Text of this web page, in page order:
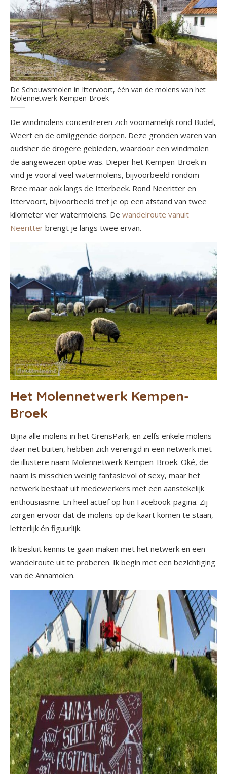
De Schouwsmolen in Ittervoort, één van de molens van het
Molennetwerk Kempen-Broek
De windmolens concentreren zich voornamelijk rond Budel,
Weert en de omliggende dorpen. Deze gronden waren van
oudsher de drogere gebieden, waardoor een windmolen
de aangewezen optie was. Dieper het Kempen-Broek in
vind je vooral veel watermolens, bijvoorbeeld rondom
Bree maar ook langs de Itterbeek. Rond Neeritter en
Ittervoort, bijvoorbeeld tref je op een afstand van twee
kilometer vier watermolens. De wandelroute vanuit
Neeritter brengt je langs twee ervan.
Het Molennetwerk Kempen-
Broek
Bijna alle molens in het GrensPark, en zelfs enkele molens
daar net buiten, hebben zich verenigd in een netwerk met
de illustere naam Molennetwerk Kempen-Broek. Oké, de
naam is misschien weinig fantasievol of sexy, maar het
netwerk bestaat uit medewerkers met een aanstekelijk
enthousiasme. En heel actief op hun Facebook-pagina. Zij
zorgen ervoor dat de molens op de kaart komen te staan,
letterlijk én figuurlijk.
Ik besluit kennis te gaan maken met het netwerk en een
wandelroute uit te proberen. Ik begin met een bezichtiging
van de Annamolen.